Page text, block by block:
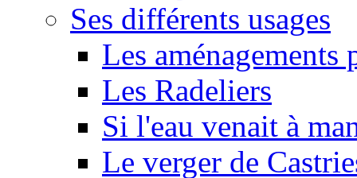
Ses différents usages
Les
Les Radeliers
Si l'eau venait à
Le verger de